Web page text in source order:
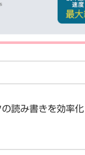
読み書きを効率